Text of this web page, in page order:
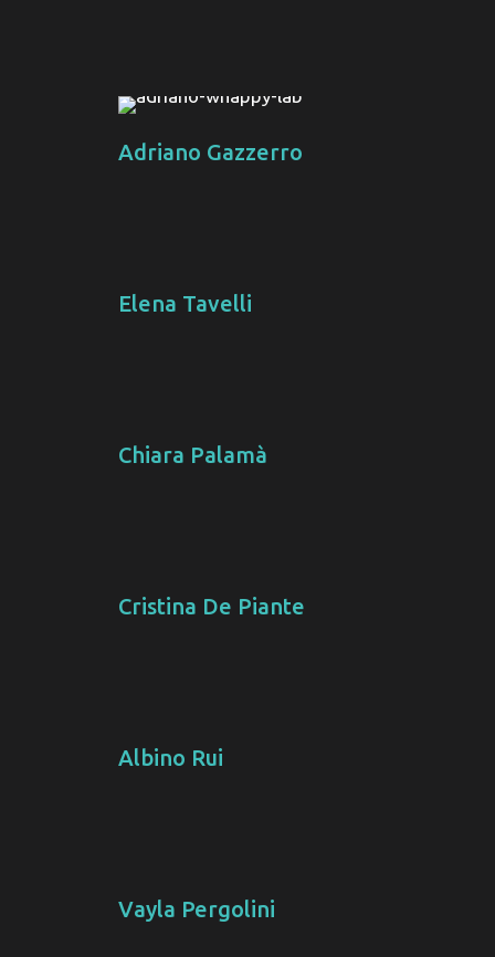
Adriano Gazzerro
Elena Tavelli
Chiara Palamà
Cristina De Piante
Albino Rui
Vayla Pergolini